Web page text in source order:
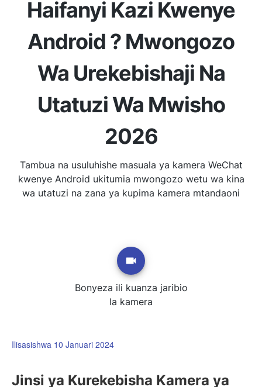
Haifanyi Kazi Kwenye
Android ? Mwongozo
Wa Urekebishaji Na
Utatuzi Wa Mwisho
2026
Tambua na usuluhishe masuala ya kamera WeChat
kwenye Android ukitumia mwongozo wetu wa kina
wa utatuzi na zana ya kupima kamera mtandaoni
Bonyeza ili kuanza jaribio
la kamera
Ilisasishwa 10 Januari 2024
Jinsi ya Kurekebisha Kamera ya